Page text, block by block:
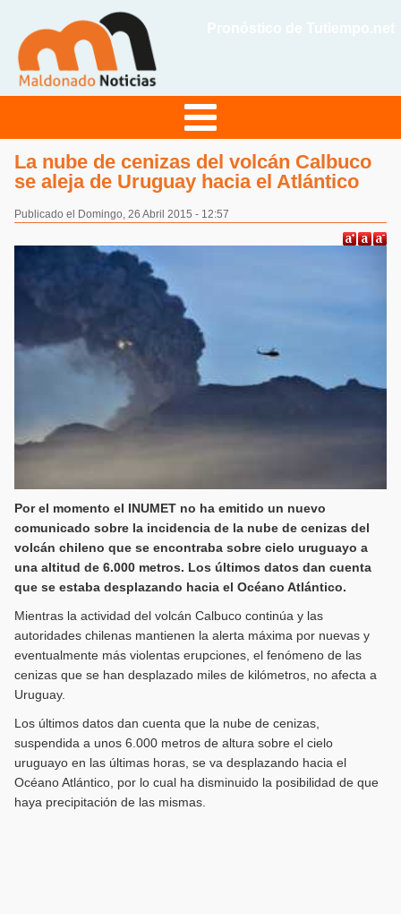
La nube de cenizas del volcán Calbuco
se aleja de Uruguay hacia el Atlántico
Publicado el Domingo, 26 Abril 2015 - 12:57
Por el momento el INUMET no ha emitido un nuevo
comunicado sobre la incidencia de la nube de cenizas del
volcán chileno que se encontraba sobre cielo uruguayo a
una altitud de 6.000 metros. Los últimos datos dan cuenta
que se estaba desplazando hacia el Océano Atlántico.
Mientras la actividad del volcán Calbuco continúa y las
autoridades chilenas mantienen la alerta máxima por nuevas y
eventualmente más violentas erupciones, el fenómeno de las
cenizas que se han desplazado miles de kilómetros, no afecta a
Uruguay.
Los últimos datos dan cuenta que la nube de cenizas,
suspendida a unos 6.000 metros de altura sobre el cielo
uruguayo en las últimas horas, se va desplazando hacia el
Océano Atlántico, por lo cual ha disminuido la posibilidad de que
haya precipitación de las mismas.